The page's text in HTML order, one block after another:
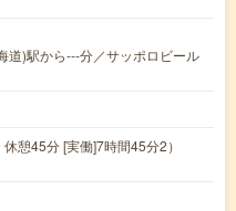
道)駅から---分／サッポロビール
憩45分 [実働]7時間45分2）